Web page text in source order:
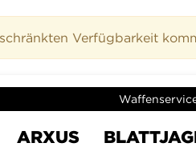
Verfügbarkeit
ARXUS